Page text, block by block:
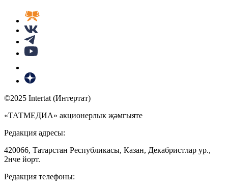
©2025 Intertat (Интертат)
«ТАТМЕДИА» акционерлык җәмгыяте
Редакция адресы:
420066, Татарстан Республикасы, Казан, Декабристлар ур.,
2нче йорт.
Редакция телефоны: